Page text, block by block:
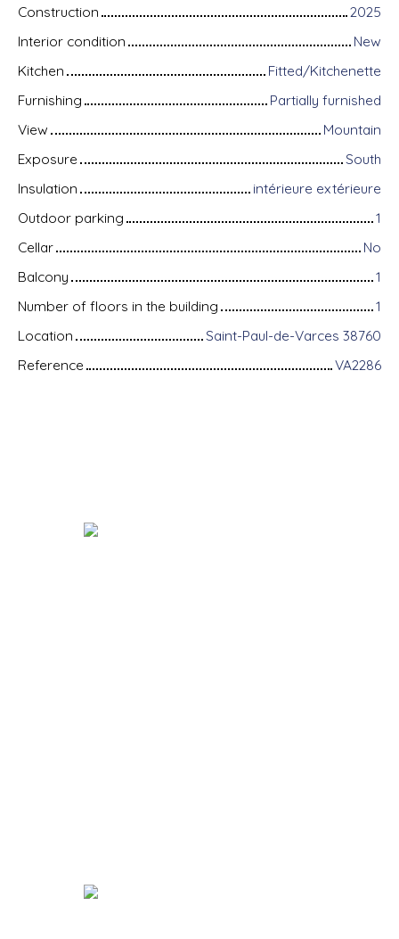
Construction
2025
Interior condition
New
Kitchen
Fitted/Kitchenette
Furnishing
Partially furnished
View
Mountain
Exposure
South
Insulation
intérieure extérieure
Outdoor parking
1
Cellar
No
Balcony
1
Number of floors in the building
1
Location
Saint-Paul-de-Varces 38760
Reference
VA2286